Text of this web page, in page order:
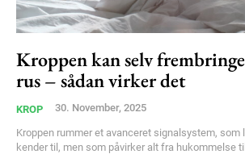
Kroppen kan selv
rus – sådan virker det
KROP 30. November, 2025
Kroppen rummer et avanceret signalsystem,
kender til, men som påvirker alt fra hukommelse